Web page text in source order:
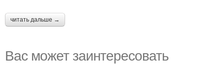
читать дальше →
Вас может заинтересовать